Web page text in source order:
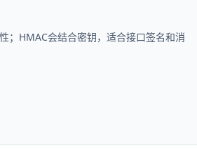
；HMAC会结合密钥，适合接口签名和消